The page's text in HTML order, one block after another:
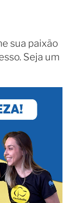
sua paixão
Seja um